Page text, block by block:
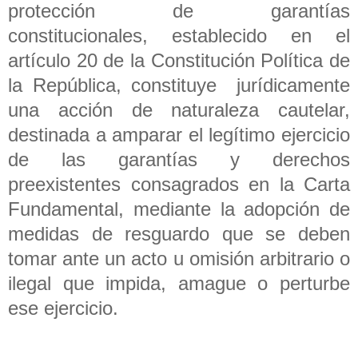
protección de garantías
constitucionales, establecido en el
artículo 20 de la Constitución Política de
la República, constituye jurídicamente
una acción de naturaleza cautelar,
destinada a amparar el legítimo ejercicio
de las garantías y derechos
preexistentes consagrados en la Carta
Fundamental, mediante la adopción de
medidas de resguardo que se deben
tomar ante un acto u omisión arbitrario o
ilegal que impida, amague o perturbe
ese ejercicio.